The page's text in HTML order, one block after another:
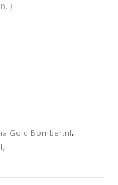
)
Gold Bomber.nl,
,